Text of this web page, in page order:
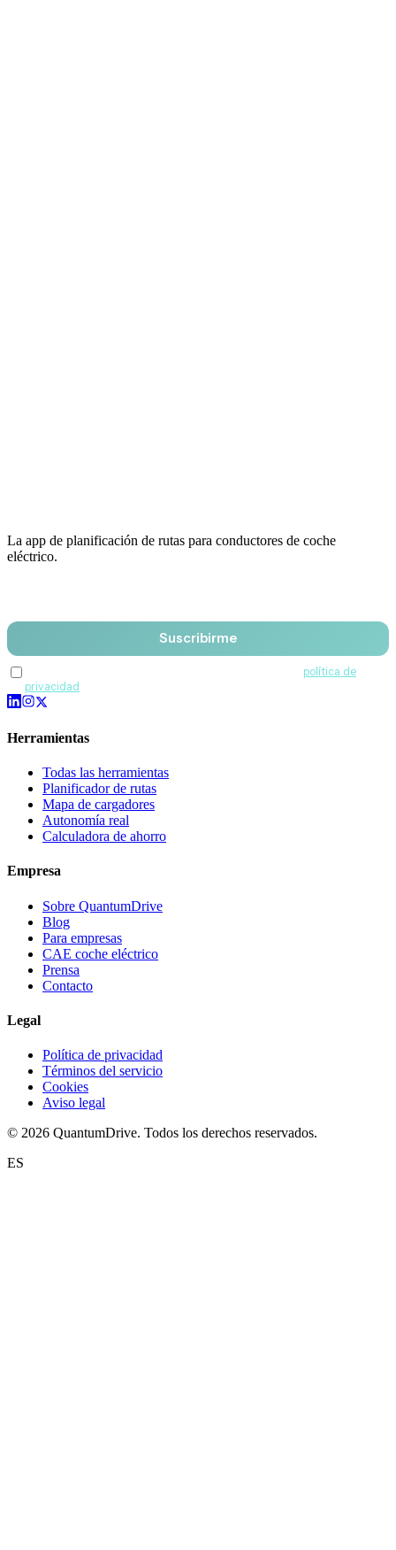
La app de planificación de rutas para conductores de coche
eléctrico.
Suscribirme
política de
privacidad
Herramientas
Todas las herramientas
Planificador de rutas
Mapa de cargadores
Autonomía real
Calculadora de ahorro
Empresa
Sobre QuantumDrive
Blog
Para empresas
CAE coche eléctrico
Prensa
Contacto
Legal
Política de privacidad
Términos del servicio
Cookies
Aviso legal
© 2026 QuantumDrive. Todos los derechos reservados.
ES